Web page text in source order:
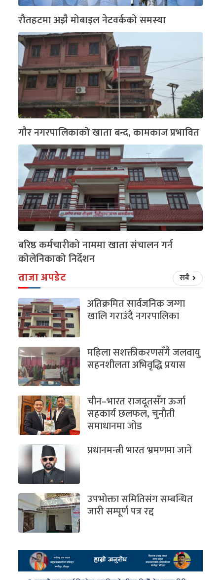
रौतहटमा अझै मोबाइल नेटवर्कको समस्या
गौर नगरपालिकाको खाता बन्द, कामकाज प्रभावित
बरिष्ठ कर्मचारीको नाममा खाता संचालन गर्न
कोलेनिकाको निर्देशन
ताजा अपडेट सबै
अतिक्रमित सार्वजनिक जग्गा
खालि गराउंदै नगरपालिका
महिला सशक्तीकरणसँगै जलवायु
सहनशीलता अभिवृद्धि प्रयास
चीन–भारत राजदूतसँग ऊर्जा
सहकार्य छलफल, चुनौती
समाधानमा जोड
प्रधानमन्त्री भारत भ्रमणमा जाने
उपभोक्ता समितिसंग सम्बन्धित
जारी सम्पूर्ण पत्र रद्द